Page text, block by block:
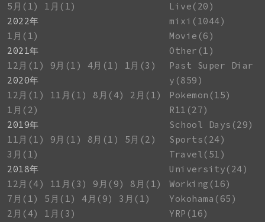
5月(1)
1月(1)
2022年
1月(1)
2021年
12月(1)
9月(1) 4月(1)
1月(3)
2020年
12月(1)
11月(1) 8月(4)
2月(1)
1月(2)
2019年
11月(1)
9月(1) 8月(1)
5月(2)
3月(1)
2018年
12月(4)
11月(3) 9月(9)
8月(1)
7月(1)
5月(1) 4月(9)
3月(1)
2月(4)
1月(3)
Live(20)
mixi(1044)
Movie(6)
Other(1)
Past Super Diar
y(859)
Pokemon(15)
R11(27)
School Days(29)
Sports(24)
Travel(51)
University(24)
Working(16)
Yokohama(65)
YRP(16)